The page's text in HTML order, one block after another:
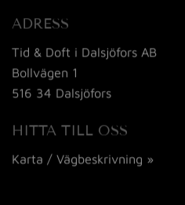
ADRESS
Tid & Doft i Dalsjöfors AB
Bollvägen 1
516 34 Dalsjöfors
HITTA TILL OSS
Karta / Vägbeskrivning »